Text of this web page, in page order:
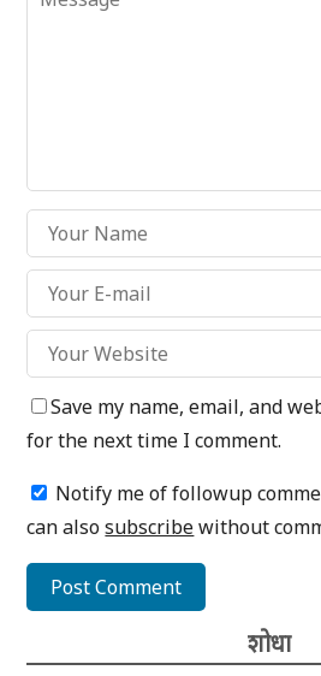
Save my name, email, and
for the next time I comment.
Notify me of followup
can alsosubscribewithout
शोधा